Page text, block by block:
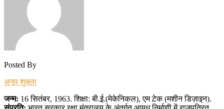
Posted By
अनूप शुक्ला
जन्म: 16 सितंबर, 1963. शिक्षा: बी.ई़.(मेकेनिकल), एम ट़ेक (मशीन डिज़ाइन).